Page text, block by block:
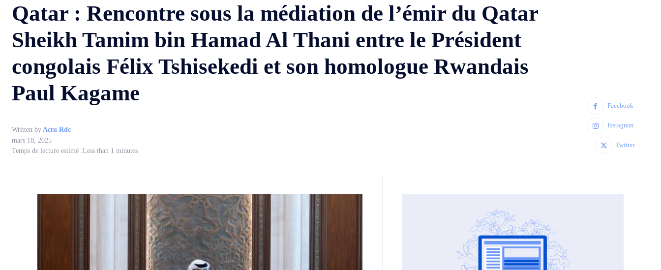
Qatar : Rencontre sous la médiation de l’émir du Qatar
Sheikh Tamim bin Hamad Al Thani entre le Président
congolais Félix Tshisekedi et son homologue Rwandais
Paul Kagame
Written by Actu Rdc
mars 18, 2025
Temps de lecture estimé :Less than 1 minutes
Facebook
Instagram
Twitter